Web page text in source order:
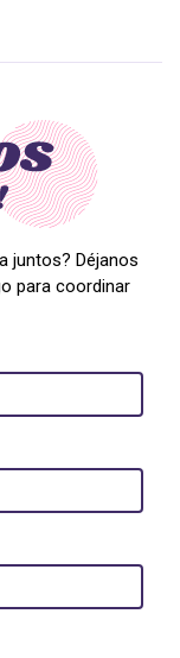
juntos? Déjanos
para coordinar